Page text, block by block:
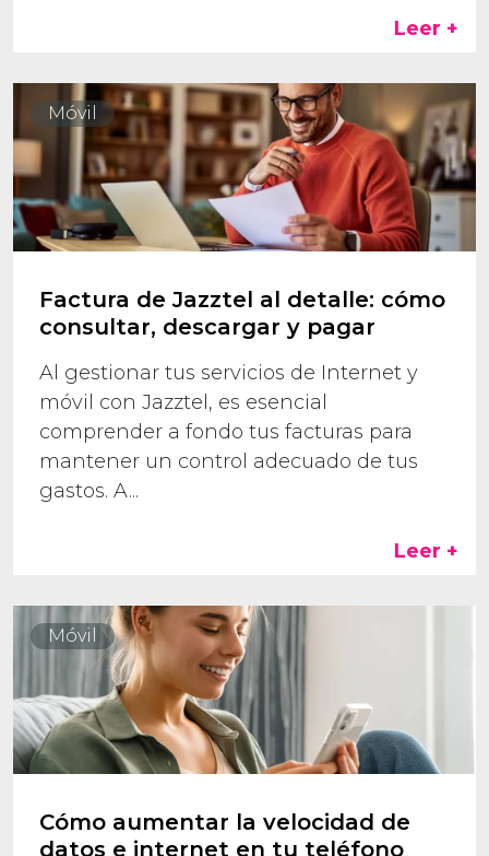
Leer +
Móvil
Factura de Jazztel al detalle: cómo
consultar, descargar y pagar
Al gestionar tus servicios de Internet y
móvil con Jazztel, es esencial
comprender a fondo tus facturas para
mantener un control adecuado de tus
gastos. A...
Leer +
Móvil
Cómo aumentar la velocidad de
datos e internet en tu teléfono